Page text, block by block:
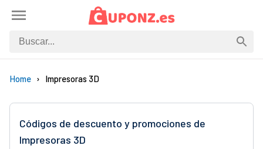
Home Impresoras 3D
Códigos de descuento y promociones de
Impresoras 3D